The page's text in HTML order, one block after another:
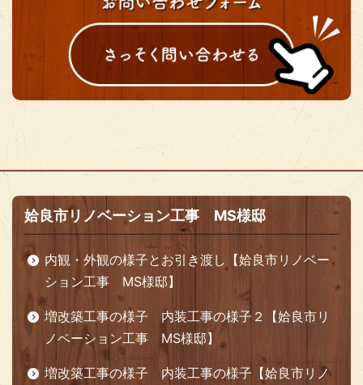
姶良市リノベーション工事 MS様邸
内観・外観の様子とお引き渡し【姶良市リノベー
ション工事 ⅯS様邸】
増改築工事の様子 内装工事の様子２【姶良市リ
ノベーション工事 MS様邸】
増改築工事の様子 内装工事の様子【姶良市リノ